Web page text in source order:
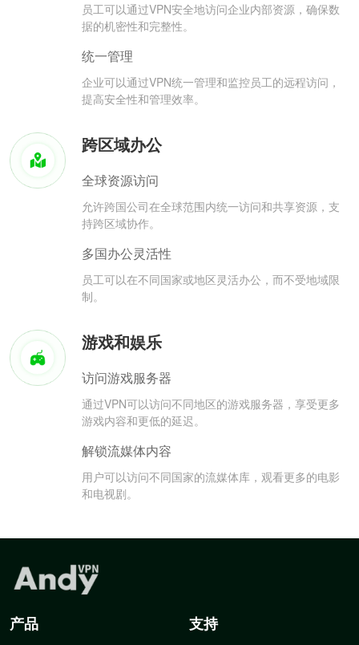
员工可以通过VPN安全地访问企业内部资源，确保数
据的机密性和完整性。
统一管理
企业可以通过VPN统一管理和监控员工的远程访问，
提高安全性和管理效率。
跨区域办公
全球资源访问
允许跨国公司在全球范围内统一访问和共享资源，支
持跨区域协作。
多国办公灵活性
员工可以在不同国家或地区灵活办公，而不受地域限
制。
游戏和娱乐
访问游戏服务器
通过VPN可以访问不同地区的游戏服务器，享受更多
游戏内容和更低的延迟。
解锁流媒体内容
用户可以访问不同国家的流媒体库，观看更多的电影
和电视剧。
产品 支持